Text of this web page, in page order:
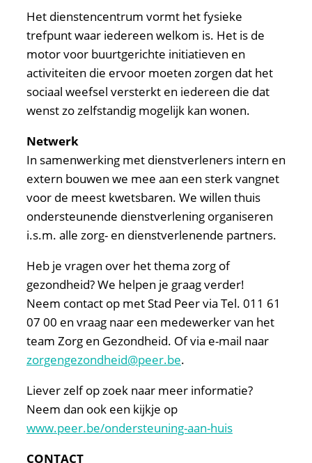
Het dienstencentrum vormt het fysieke
trefpunt waar iedereen welkom is. Het is de
motor voor buurtgerichte initiatieven en
activiteiten die ervoor moeten zorgen dat het
sociaal weefsel versterkt en iedereen die dat
wenst zo zelfstandig mogelijk kan wonen.
Netwerk
In samenwerking met dienstverleners intern en
extern bouwen we mee aan een sterk vangnet
voor de meest kwetsbaren. We willen thuis
ondersteunende dienstverlening organiseren
i.s.m. alle zorg- en dienstverlenende partners.
Heb je vragen over het thema zorg of
gezondheid? We helpen je graag verder!
Neem contact op met Stad Peer via Tel. 011 61
07 00 en vraag naar een medewerker van het
team Zorg en Gezondheid. Of via e-mail naar
zorgengezondheid@peer.be.
Liever zelf op zoek naar meer informatie?
Neem dan ook een kijkje op
www.peer.be/ondersteuning-aan-huis
CONTACT